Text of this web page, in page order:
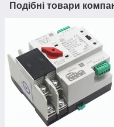
Подібні товари